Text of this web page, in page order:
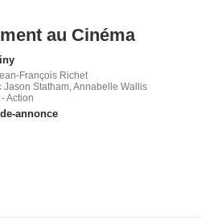
au Cinéma
François Richet
Jason Statham, Annabelle Wallis
- Action
annonce